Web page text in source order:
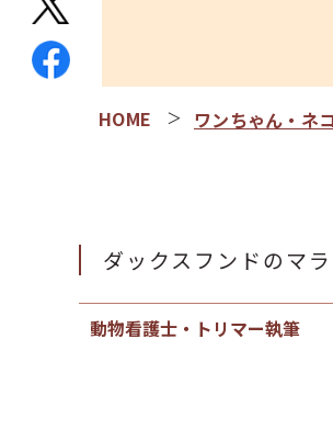
ワンちゃん・ネ
ダックスフンドのマ
動物看護士・トリマー執筆